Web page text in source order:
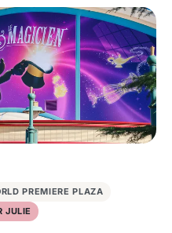
PREMIERE PLAZA
JULIE